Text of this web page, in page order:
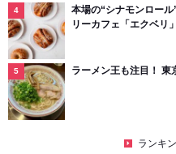
本場の“シナモンロー
リーカフェ「エクベリ
ラーメン王も注目！ 東
ランキ